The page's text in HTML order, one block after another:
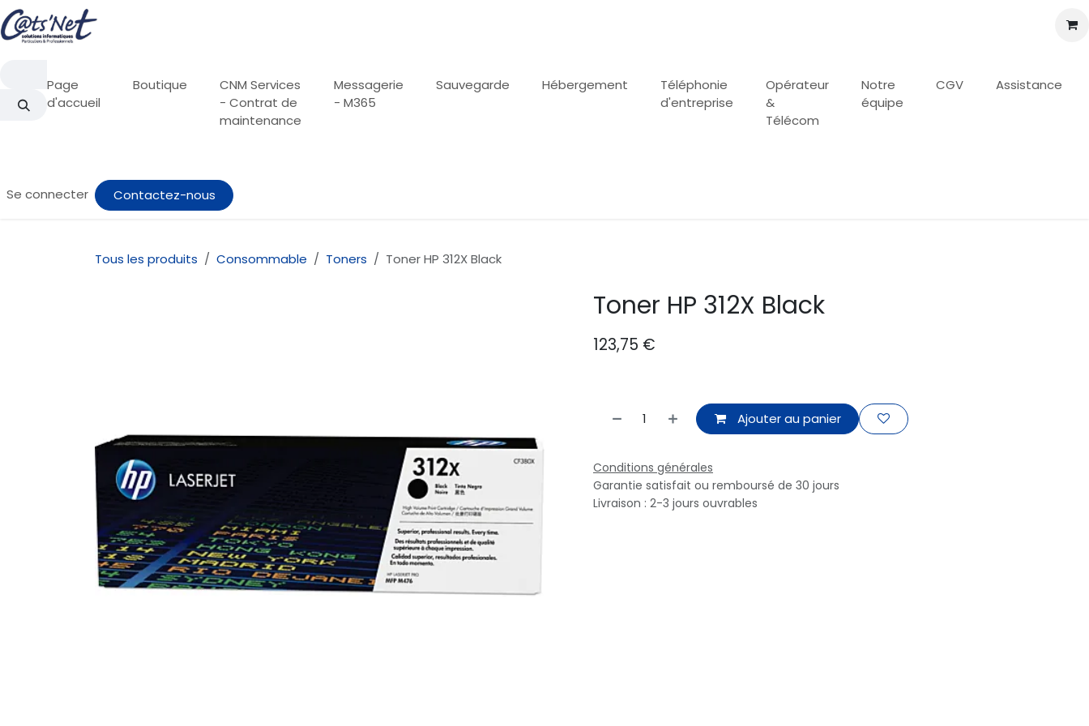
Se rendre au contenu
Page
d'accueil
Boutique
CNM Services
- Contrat de
maintenance
Messagerie
- M365
Sauvegarde Hébergement
Téléphonie
d'entreprise
Opérateur
&
Télécom
Notre
équipe
CGV Assistance
Se connecter Contactez-nous
Tous les produits Consommable Toners Toner HP 312X Black
Toner HP 312X Black
123,75 €
Ajouter au panier
Conditions générales
Garantie satisfait ou remboursé de 30 jours
Livraison : 2-3 jours ouvrables